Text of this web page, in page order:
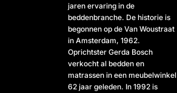
jaren ervaring in de
beddenbranche. De historie is
begonnen op de Van Woustraat
in Amsterdam, 1962.
Oprichtster Gerda Bosch
verkocht al bedden en
matrassen in een meubelwinkel
62 jaar geleden. In 1992 is